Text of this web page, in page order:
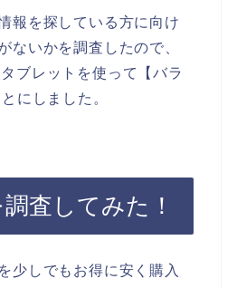
報を探している方に向け
ないかを調査したので、
ブレットを使って【バラ
にしました。
査してみた！
少しでもお得に安く購入